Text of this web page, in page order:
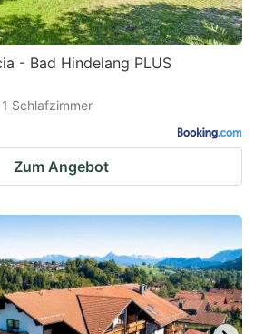
- Bad Hindelang PLUS
1 Schlafzimmer
Zum Angebot